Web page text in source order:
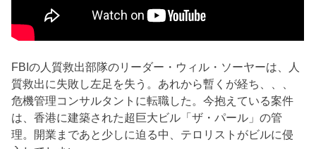
FBIの人質救出部隊のリーダー・ウィル・ソーヤーは、人
質救出に失敗し左足を失う。あれから暫くが経ち、、、
危機管理コンサルタントに転職した。今抱えている案件
は、香港に建築された超巨大ビル「ザ・パール」の管
理。開業まであと少しに迫る中、テロリストがビルに侵